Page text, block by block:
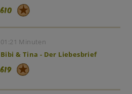
610
01:21 Minuten
Bibi & Tina - Der Liebesbrief
619